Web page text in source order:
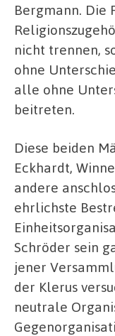
Bergmann. Die
nicht trennen,
ohne
alle ohne
beitreten.
Diese beiden
Eckhardt,
andere
ehrlichste
Schröder sein
jener
der Klerus
neutrale